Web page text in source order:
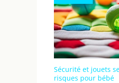
Sécurité et jouets
risques pour bébé